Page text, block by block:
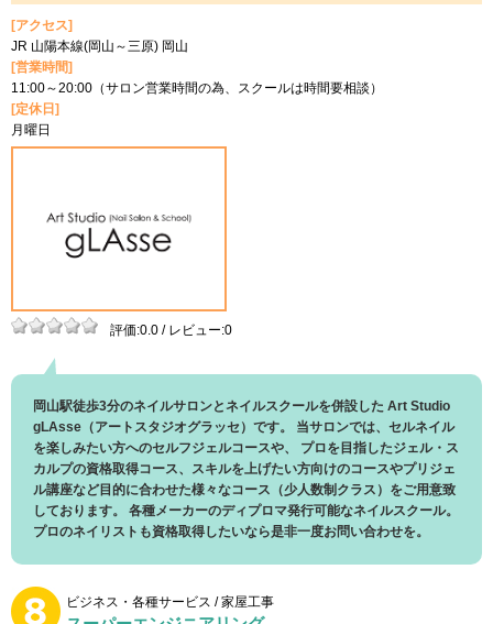
[アクセス]
JR 山陽本線(岡山～三原) 岡山
[営業時間]
11:00～20:00（サロン営業時間の為、スクールは時間要相談）
[定休日]
月曜日
評価:0.0 / レビュー:0
岡山駅徒歩3分のネイルサロンとネイルスクールを併設した Art Studio
gLAsse（アートスタジオグラッセ）です。 当サロンでは、セルネイル
を楽しみたい方へのセルフジェルコースや、 プロを目指したジェル・ス
カルプの資格取得コース、スキルを上げたい方向けのコースやプリジェ
ル講座など目的に合わせた様々なコース（少人数制クラス）をご用意致
しております。 各種メーカーのディプロマ発行可能なネイルスクール。
プロのネイリストも資格取得したいなら是非一度お問い合わせを。
ビジネス・各種サービス / 家屋工事